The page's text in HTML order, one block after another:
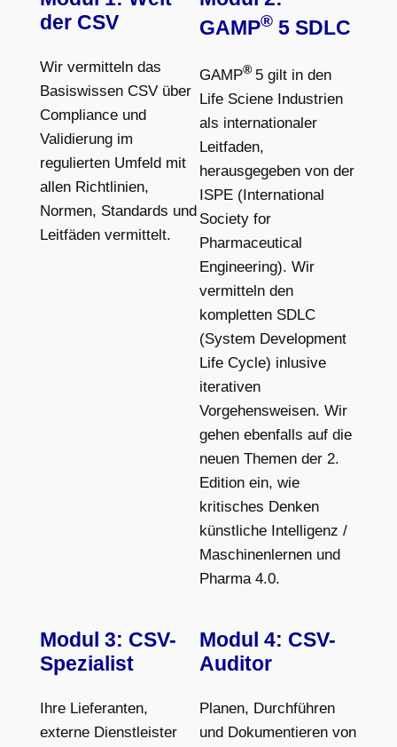
der CSV
Wir vermitteln das
Basiswissen CSV über
Compliance und
Validierung im
regulierten Umfeld mit
allen Richtlinien,
Normen, Standards und
Leitfäden vermittelt.
GAMP®5 SDLC
GAMP® 5 gilt in den
Life Sciene Industrien
als internationaler
Leitfaden,
herausgegeben von der
ISPE (International
Society for
Pharmaceutical
Engineering). Wir
vermitteln den
kompletten SDLC
(System Development
Life Cycle) inlusive
iterativen
Vorgehensweisen. Wir
gehen ebenfalls auf die
neuen Themen der 2.
Edition ein, wie
kritisches Denken
künstliche Intelligenz /
Maschinenlernen und
Pharma 4.0.
Modul 3: CSV-
Spezialist
Ihre Lieferanten,
externe Dienstleister
Modul 4: CSV-
Auditor
Planen, Durchführen
und Dokumentieren von